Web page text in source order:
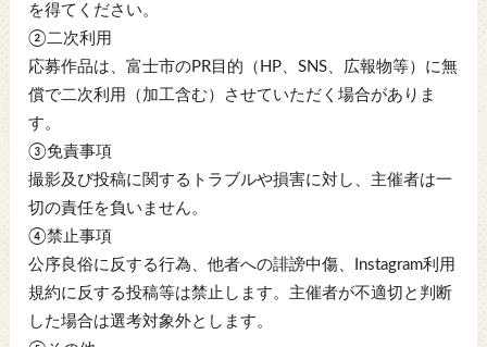
を得てください。
②二次利用
応募作品は、富士市のPR目的（HP、SNS、広報物等）に無
償で二次利用（加工含む）させていただく場合がありま
す。
③免責事項
撮影及び投稿に関するトラブルや損害に対し、主催者は一
切の責任を負いません。
④禁止事項
公序良俗に反する行為、他者への誹謗中傷、Instagram利用
規約に反する投稿等は禁止します。主催者が不適切と判断
した場合は選考対象外とします。